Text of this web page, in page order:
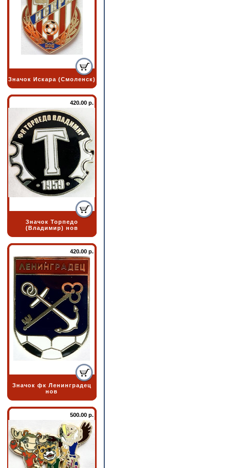
Значок Искара (Смоленск)
420.00 р.
Значок Торпедо
(Владимир) нов
420.00 р.
Значок фк Ленинградец
нов
500.00 р.